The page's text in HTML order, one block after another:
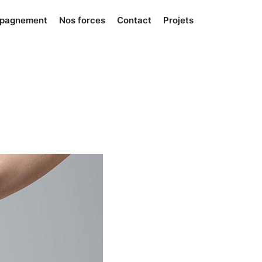
Nos forces Contact Projets